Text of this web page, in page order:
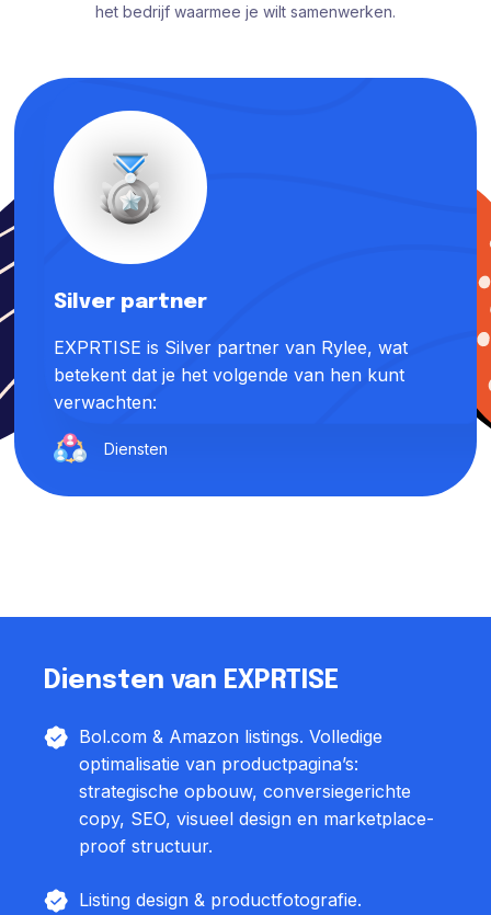
het bedrijf waarmee je wilt samenwerken.
Silver partner
EXPRTISE is Silver partner van Rylee, wat
betekent dat je het volgende van hen kunt
verwachten:
Diensten
Diensten van EXPRTISE
Bol.com & Amazon listings. Volledige
optimalisatie van productpagina’s:
strategische opbouw, conversiegerichte
copy, SEO, visueel design en marketplace-
proof structuur.
Listing design & productfotografie.